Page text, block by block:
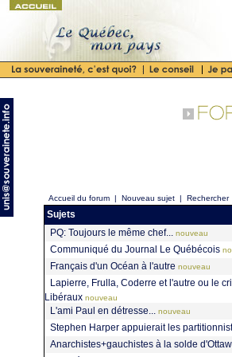
Accueil du forum | Nouveau sujet | Rechercher
Sujets
PQ: Toujours le même chef...
nouveau
Communiqué du Journal Le Québécois
Français d'un Océan à l'autre nouveau
Lapierre, Frulla, Coderre et l'autre ou le
Libéraux nouveau
L'ami Paul en détresse...
nouveau
Stephen Harper appuierait les
Anarchistes+gauchistes à la solde